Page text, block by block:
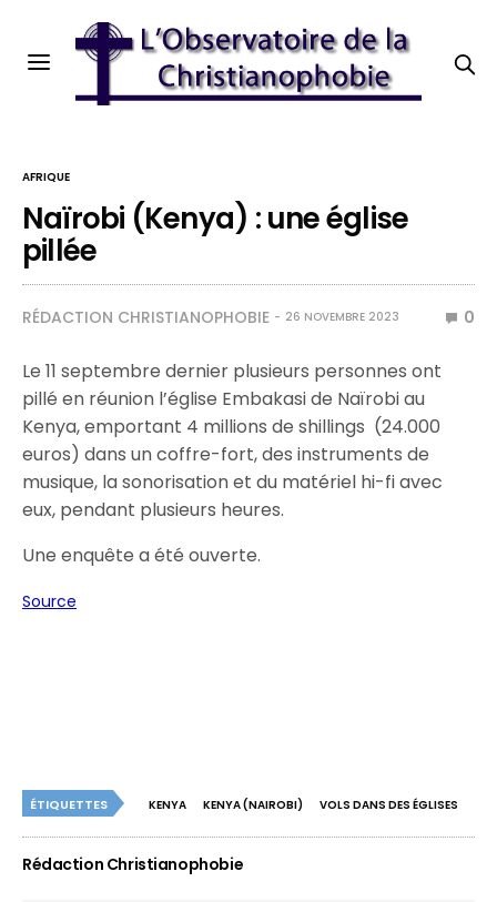
AFRIQUE
Naïrobi (Kenya) : une église
pillée
RÉDACTION CHRISTIANOPHOBIE 26 NOVEMBRE 2023 0
Le 11 septembre dernier plusieurs personnes ont
pillé en réunion l’église Embakasi de Naïrobi au
Kenya, emportant 4 millions de shillings (24.000
euros) dans un coffre-fort, des instruments de
musique, la sonorisation et du matériel hi-fi avec
eux, pendant plusieurs heures.
Une enquête a été ouverte.
Source
ÉTIQUETTES KENYA KENYA (NAIROBI) VOLS DANS DES ÉGLISES
Rédaction Christianophobie